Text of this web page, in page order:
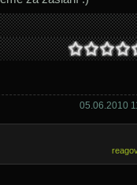
05.06.2010